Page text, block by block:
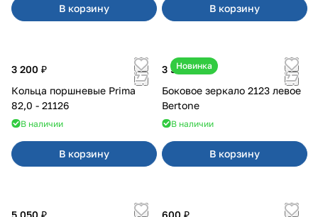
В корзину В корзину
3 200 ₽
Кольца поршневые Prima
82,0 - 21126
В наличии
В корзину
Новинка
3 500 ₽
Боковое зеркало 2123 левое
Bertone
В наличии
В корзину
5 050 ₽ 600 ₽